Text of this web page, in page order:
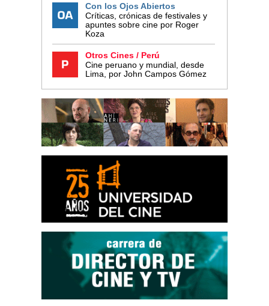
Con los Ojos Abiertos
Críticas, crónicas de festivales y
apuntes sobre cine por Roger
Koza
Otros Cines / Perú
Cine peruano y mundial, desde
Lima, por John Campos Gómez